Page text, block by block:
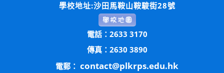
學校地址:沙田馬鞍山鞍駿街28號
電話：2633 3170
傳真：2630 3890
電郵： contact@plkrps.edu.hk